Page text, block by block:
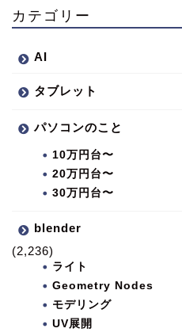
カテゴリー
AI
タブレット
パソコンのこと
10万円台〜
20万円台〜
30万円台〜
blender
(2,236)
ライト
Geometry Nodes
モデリング
UV展開